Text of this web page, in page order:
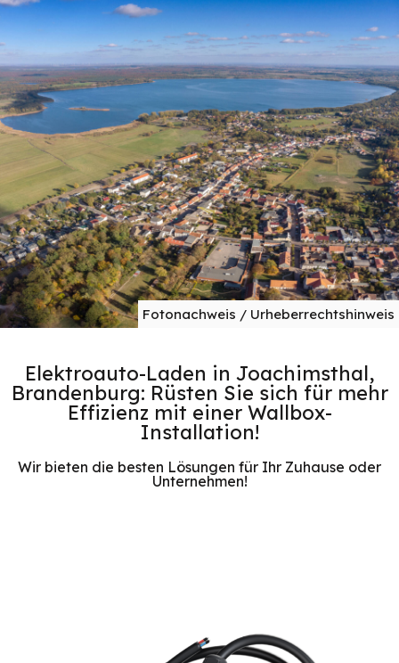
Fotonachweis / Urheberrechtshinweis
Elektroauto-Laden in Joachimsthal,
Brandenburg: Rüsten Sie sich für mehr
Effizienz mit einer Wallbox-
Installation!
Wir bieten die besten Lösungen für Ihr Zuhause oder
Unternehmen!